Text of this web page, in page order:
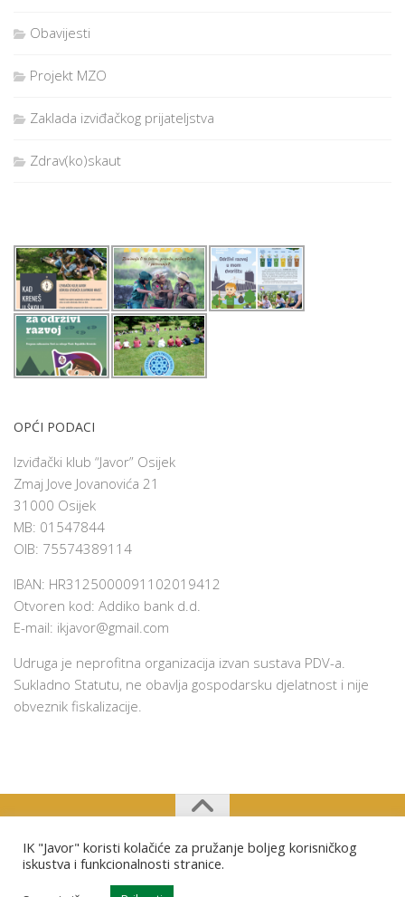
Obavijesti
Projekt MZO
Zaklada izviđačkog prijateljstva
Zdrav(ko)skaut
OPĆI PODACI
Izviđački klub “Javor” Osijek
Zmaj Jove Jovanovića 21
31000 Osijek
MB: 01547844
OIB: 75574389114
IBAN: HR3125000091102019412
Otvoren kod: Addiko bank d.d.
E-mail: ikjavor@gmail.com
Udruga je neprofitna organizacija izvan sustava PDV-a.
Sukladno Statutu, ne obavlja gospodarsku djelatnost i nije
obveznik fiskalizacije.
Izviđački klub "Javor" Osijek © 2026. Sva prava pridržana.
IK "Javor" koristi kolačiće za pružanje boljeg korisničkog
iskustva i funkcionalnosti stranice.